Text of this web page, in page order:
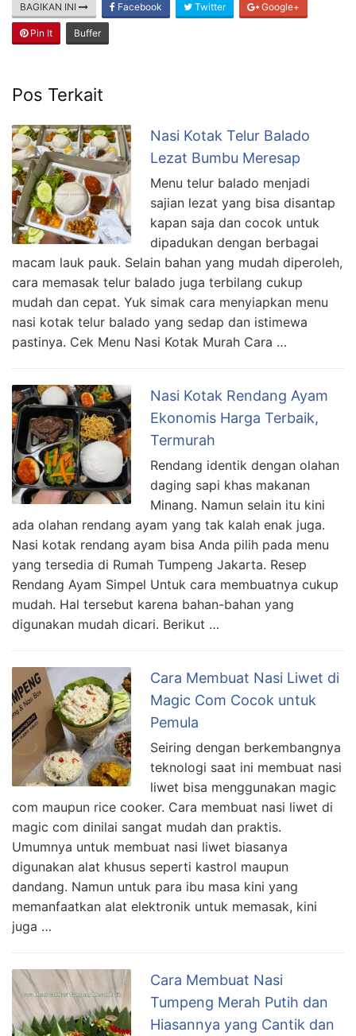
BAGIKAN INI Facebook Twitter Google+
Pin It Buffer
Pos Terkait
Nasi Kotak Telur Balado
Lezat Bumbu Meresap
Menu telur balado menjadi
sajian lezat yang bisa disantap
kapan saja dan cocok untuk
dipadukan dengan berbagai
macam lauk pauk. Selain bahan yang mudah diperoleh,
cara memasak telur balado juga terbilang cukup
mudah dan cepat. Yuk simak cara menyiapkan menu
nasi kotak telur balado yang sedap dan istimewa
pastinya. Cek Menu Nasi Kotak Murah Cara …
Nasi Kotak Rendang Ayam
Ekonomis Harga Terbaik,
Termurah
Rendang identik dengan olahan
daging sapi khas makanan
Minang. Namun selain itu kini
ada olahan rendang ayam yang tak kalah enak juga.
Nasi kotak rendang ayam bisa Anda pilih pada menu
yang tersedia di Rumah Tumpeng Jakarta. Resep
Rendang Ayam Simpel Untuk cara membuatnya cukup
mudah. Hal tersebut karena bahan-bahan yang
digunakan mudah dicari. Berikut …
Cara Membuat Nasi Liwet di
Magic Com Cocok untuk
Pemula
Seiring dengan berkembangnya
teknologi saat ini membuat nasi
liwet bisa menggunakan magic
com maupun rice cooker. Cara membuat nasi liwet di
magic com dinilai sangat mudah dan praktis.
Umumnya untuk membuat nasi liwet biasanya
digunakan alat khusus seperti kastrol maupun
dandang. Namun untuk para ibu masa kini yang
memanfaatkan alat elektronik untuk memasak, kini
juga …
Cara Membuat Nasi
Tumpeng Merah Putih dan
Hiasannya yang Cantik dan